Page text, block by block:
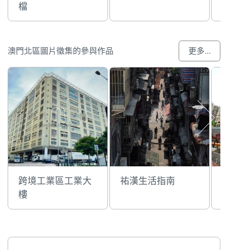
檔
澳門北區圖片徵集的參與作品 更多...
跨境工業區工業大
樓
祐漢生活指南